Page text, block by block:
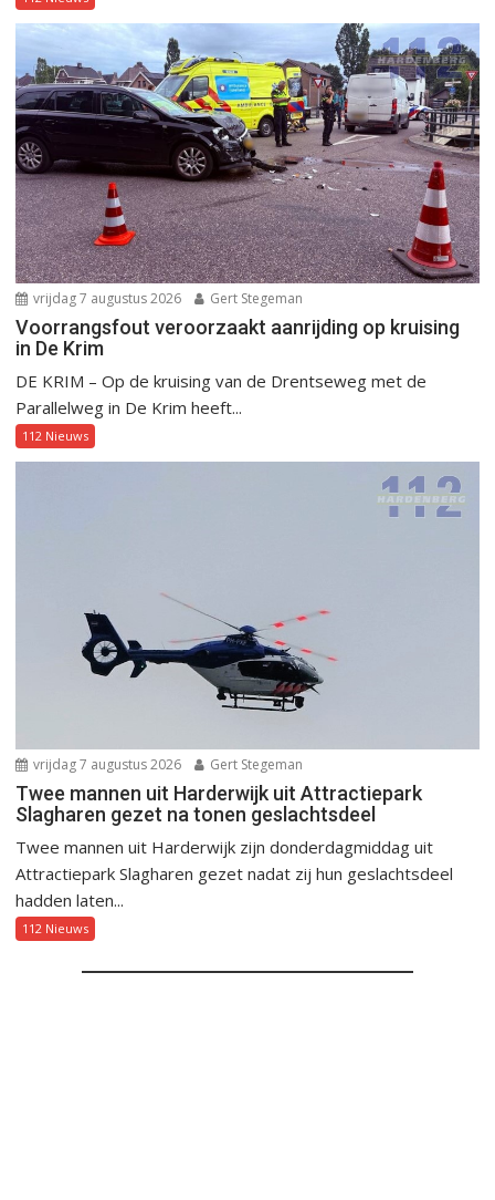
vrijdag 7 augustus 2026 Gert Stegeman
Voorrangsfout veroorzaakt aanrijding op kruising
in De Krim
DE KRIM – Op de kruising van de Drentseweg met de
Parallelweg in De Krim heeft...
112 Nieuws
vrijdag 7 augustus 2026 Gert Stegeman
Twee mannen uit Harderwijk uit Attractiepark
Slagharen gezet na tonen geslachtsdeel
Twee mannen uit Harderwijk zijn donderdagmiddag uit
Attractiepark Slagharen gezet nadat zij hun geslachtsdeel
hadden laten...
112 Nieuws